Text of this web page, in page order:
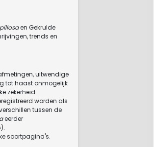
en Gekrulde
trends en
uitwendige
tot haast onmogelijk
zekerheid
worden als
tussen de
eerder
soortpagina's.